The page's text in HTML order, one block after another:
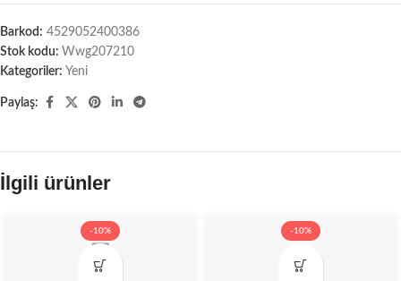
Barkod: 4529052400386
Stok kodu: Wwg207210
Kategoriler: Yeni
Paylaş:
İlgili ürünler
-10% -10%